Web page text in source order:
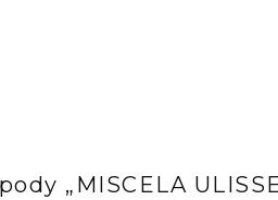
„MISCELA